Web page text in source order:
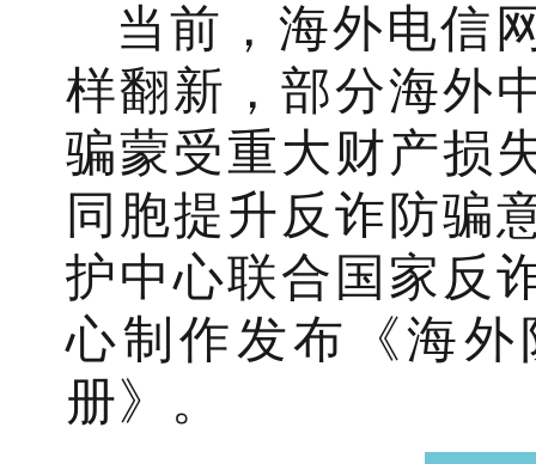
当前，海外电信
样翻新，部分海外
骗蒙受重大财产损
同胞提升反诈防骗
护中心联合国家反
心制作发布《海
册》。